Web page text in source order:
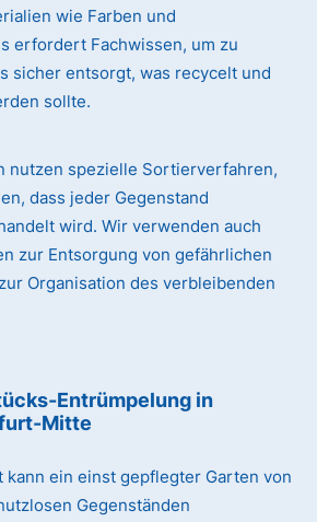
wie Farben und
erfordert Fachwissen, um zu
sicher entsorgt, was recycelt und
sollte.
nutzen spezielle Sortierverfahren,
dass jeder Gegenstand
wird. Wir verwenden auch
zur Entsorgung von gefährlichen
Organisation des verbleibenden
Entrümpelung in
Mitte
kann ein einst gepflegter Garten von
Gegenständen